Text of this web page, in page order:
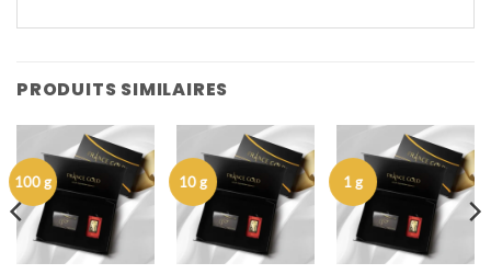
PRODUITS SIMILAIRES
100 g 10 g 1 g